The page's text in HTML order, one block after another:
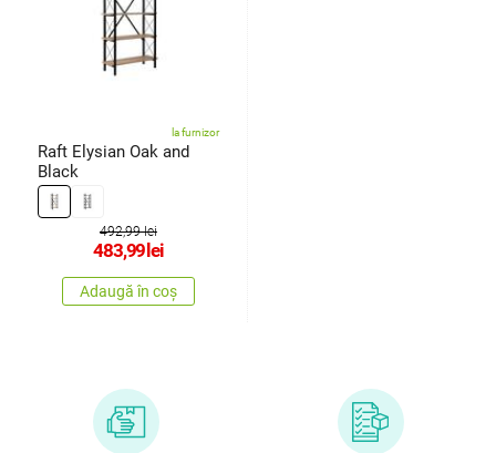
la furnizor
Raft Elysian Oak and
Black
492,99 lei
483,99 lei
Adaugă în coș